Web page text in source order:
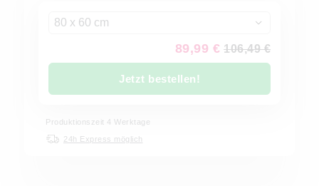
80 x 60 cm
89,99 € 106,49 €
Jetzt bestellen!
Produktionszeit 4 Werktage
24h Express möglich